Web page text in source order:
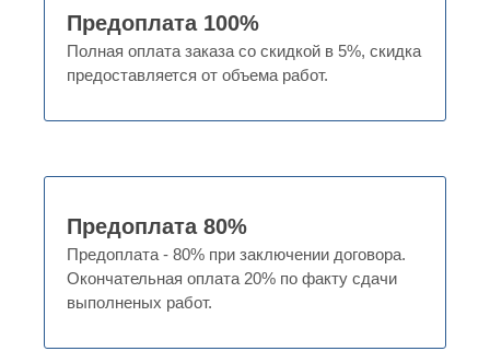
Предоплата 100%
Полная оплата заказа со скидкой в 5%, скидка
предоставляется от объема работ.
Предоплата 80%
Предоплата - 80% при заключении договора.
Окончательная оплата 20% по факту сдачи
выполненых работ.